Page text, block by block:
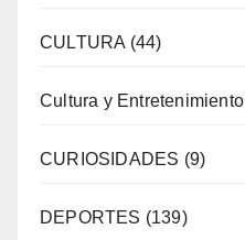
CULTURA (44)
Cultura y Entretenimiento
CURIOSIDADES (9)
DEPORTES (139)